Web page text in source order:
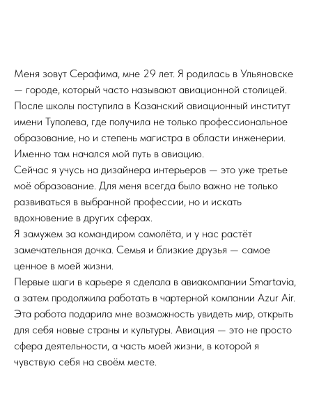
Меня зовут Серафима, мне 29 лет. Я родилась в Ульяновске
— городе, который часто называют авиационной столицей.
После школы поступила в Казанский авиационный институт
имени Туполева, где получила не только профессиональное
образование, но и степень магистра в области инженерии.
Именно там начался мой путь в авиацию.
Сейчас я учусь на дизайнера интерьеров — это уже третье
моё образование. Для меня всегда было важно не только
развиваться в выбранной профессии, но и искать
вдохновение в других сферах.
Я замужем за командиром самолёта, и у нас растёт
замечательная дочка. Семья и близкие друзья — самое
ценное в моей жизни.
Первые шаги в карьере я сделала в авиакомпании Smartavia,
а затем продолжила работать в чартерной компании Azur Air.
Эта работа подарила мне возможность увидеть мир, открыть
для себя новые страны и культуры. Авиация — это не просто
сфера деятельности, а часть моей жизни, в которой я
чувствую себя на своём месте.